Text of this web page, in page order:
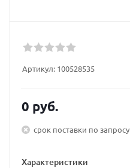
Артикул: 100528535
0 руб.
срок поставки по запросу
Характеристики